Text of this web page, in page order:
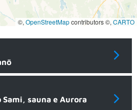
©, OpenStreetMapcontributors ©, CARTO
Sami, sauna e Aurora